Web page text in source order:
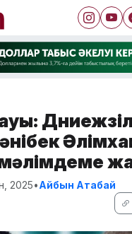
2025•Айбын Атабай